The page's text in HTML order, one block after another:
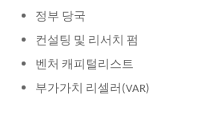
정부 당국
컨설팅 및 리서치 펌
벤처 캐피털리스트
부가가치 리셀러(VAR)